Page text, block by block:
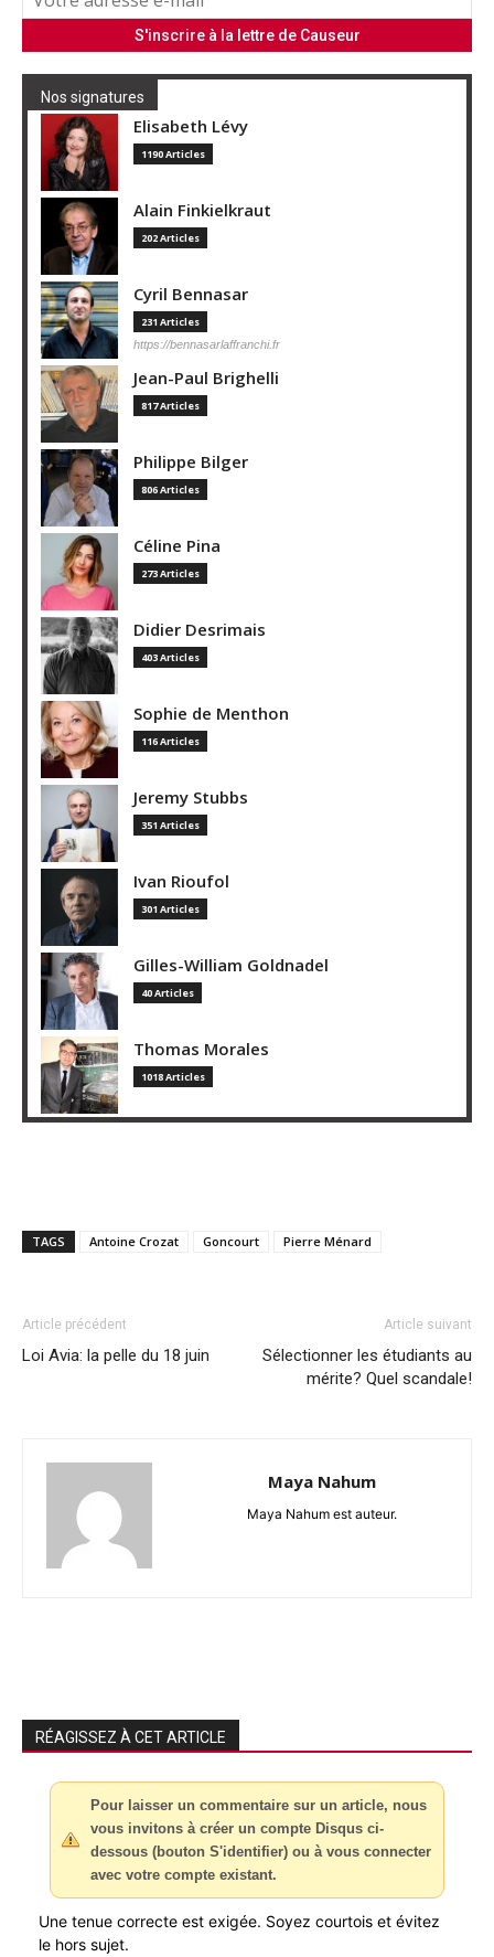
Nos signatures
Elisabeth Lévy
1190 Articles
Alain Finkielkraut
202 Articles
Cyril Bennasar
231 Articles
https://bennasarlaffranchi.fr
Jean-Paul Brighelli
817 Articles
Philippe Bilger
806 Articles
Céline Pina
273 Articles
Didier Desrimais
403 Articles
Sophie de Menthon
116 Articles
Jeremy Stubbs
351 Articles
Ivan Rioufol
301 Articles
Gilles-William Goldnadel
40 Articles
Thomas Morales
1018 Articles
TAGS Antoine Crozat Goncourt Pierre Ménard
Article précédent
Loi Avia: la pelle du 18 juin
Article suivant
Sélectionner les étudiants au
mérite? Quel scandale!
Maya Nahum
Maya Nahum est auteur.
RÉAGISSEZ À CET ARTICLE
Pour laisser un commentaire sur un article, nous
vous invitons à créer un compte Disqus ci-
dessous (bouton S'identifier) ou à vous connecter
avec votre compte existant.
Une tenue correcte est exigée. Soyez courtois et évitez
le hors sujet.